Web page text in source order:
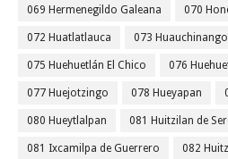
069 Hermenegildo Galeana 070
072 Huatlatlauca 073 Huauchinango
075 Huehuetlán El Chico 076
077 Huejotzingo 078 Hueyapan
080 Hueytlalpan 081 Huitzilan de
081 Ixcamilpa de Guerrero 082